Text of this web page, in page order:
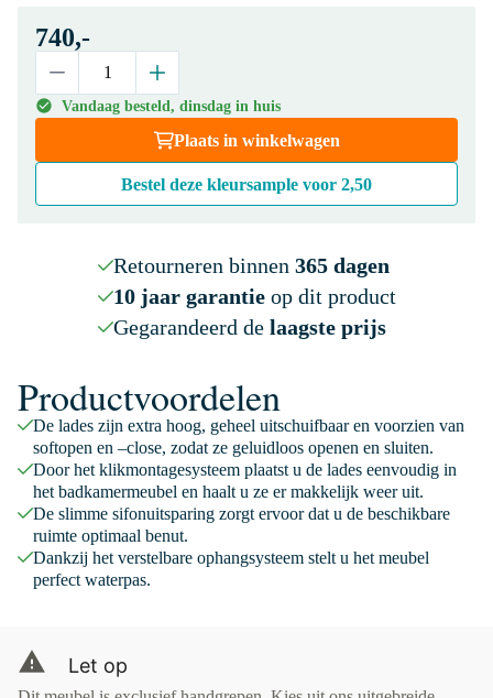
740,-
Vandaag besteld, dinsdag in huis
Plaats in winkelwagen
Bestel deze kleursample voor 2,50
Retourneren binnen 365 dagen
10 jaar garantieop dit product
Gegarandeerd de laagste prijs
Productvoordelen
De lades zijn extra hoog, geheel uitschuifbaar en voorzien van
softopen en –close, zodat ze geluidloos openen en sluiten.
Door het klikmontagesysteem plaatst u de lades eenvoudig in
het badkamermeubel en haalt u ze er makkelijk weer uit.
De slimme sifonuitsparing zorgt ervoor dat u de beschikbare
ruimte optimaal benut.
Dankzij het verstelbare ophangsysteem stelt u het meubel
perfect waterpas.
Let op